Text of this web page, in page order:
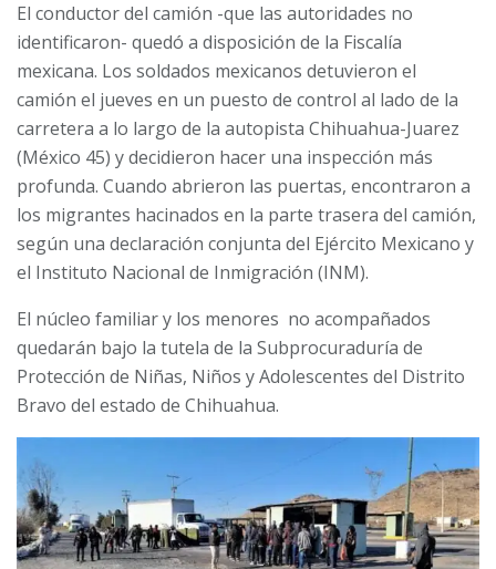
El conductor del camión -que las autoridades no
identificaron- quedó a disposición de la Fiscalía
mexicana. Los soldados mexicanos detuvieron el
camión el jueves en un puesto de control al lado de la
carretera a lo largo de la autopista Chihuahua-Juarez
(México 45) y decidieron hacer una inspección más
profunda. Cuando abrieron las puertas, encontraron a
los migrantes hacinados en la parte trasera del camión,
según una declaración conjunta del Ejército Mexicano y
el Instituto Nacional de Inmigración (INM).
El núcleo familiar y los menores no acompañados
quedarán bajo la tutela de la Subprocuraduría de
Protección de Niñas, Niños y Adolescentes del Distrito
Bravo del estado de Chihuahua.